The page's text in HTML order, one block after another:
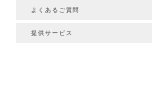
よくあるご質問
提供サービス